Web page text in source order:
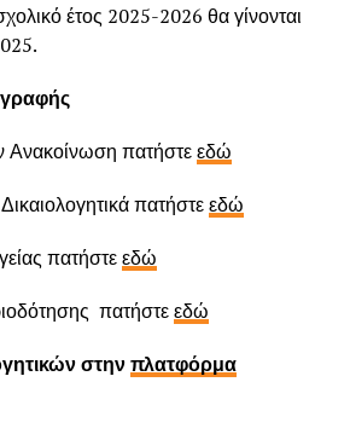
έτος 2025-2026 θα γίνονται
Ανακοίνωση πατήστεεδώ
πατήστεεδώ
πατήστεεδώ
πατήστεεδώ
στηνπλατφόρμα